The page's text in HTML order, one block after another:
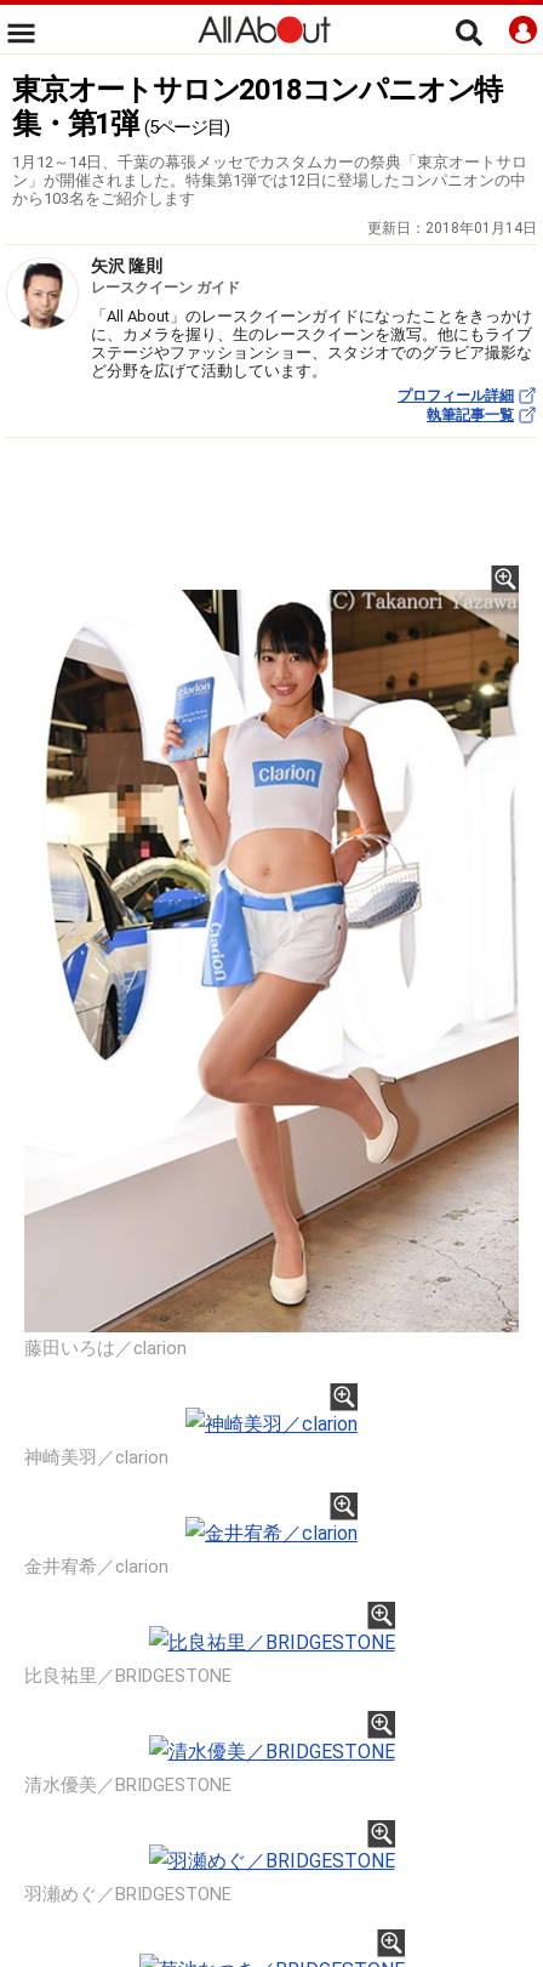
東京オートサロン2018コンパニオン特
集・第1弾 (5ページ目)
1月12～14日、千葉の幕張メッセでカスタムカーの祭典「東京オートサロ
ン」が開催されました。特集第1弾では12日に登場したコンパニオンの中
から103名をご紹介します
更新日： 2018年01月14日
矢沢 隆則
レースクイーン ガイド
「All About」のレースクイーンガイドになったことをきっかけ
に、カメラを握り、生のレースクイーンを激写。他にもライブ
ステージやファッションショー、スタジオでのグラビア撮影な
ど分野を広げて活動しています。
プロフィール詳細
執筆記事一覧
藤田いろは／clarion
神崎美羽／clarion
金井宥希／clarion
比良祐里／BRIDGESTONE
清水優美／BRIDGESTONE
羽瀬めぐ／BRIDGESTONE